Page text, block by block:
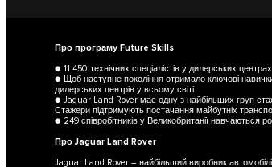
Про програму Future Skills
● 11 450 технічних спеціалістів у дилерських
● Щоб наступне покоління отримало ключові
дилерських центрів у всьому світі
● Jaguar Land Rover має одну з найбільших груп
Стажери підтримують постачання майбутніх
● 249 співробітників у Великобританії навчаються
Про Jaguar Land Rover
Jaguar Land Rover – найбільший виробник